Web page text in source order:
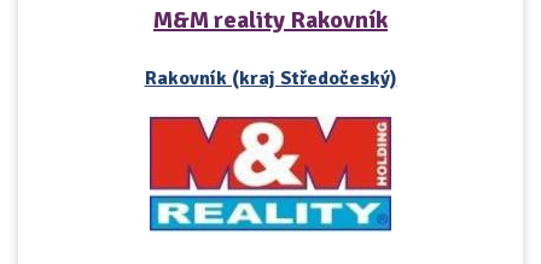
M&M reality Rakovník
Rakovník (kraj Středočeský)